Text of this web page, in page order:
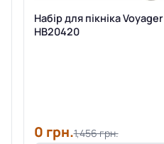
Набір для пікніка Voyager
HB20420
0 грн.1,456 грн.